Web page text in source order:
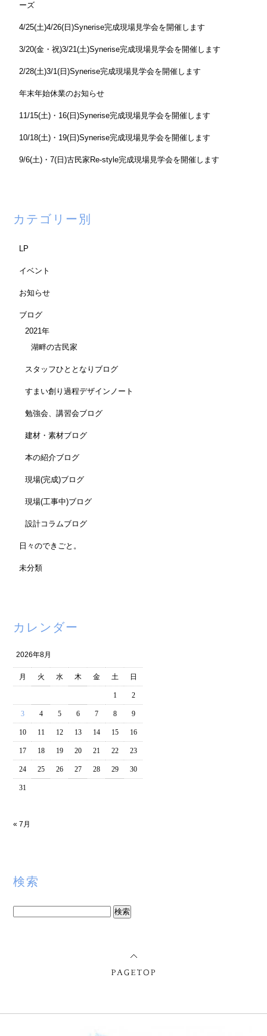
ーズ
4/25(土)4/26(日)Synerise完成現場見学会を開催します
3/20(金・祝)3/21(土)Synerise完成現場見学会を開催します
2/28(土)3/1(日)Synerise完成現場見学会を開催します
年末年始休業のお知らせ
11/15(土)・16(日)Synerise完成現場見学会を開催します
10/18(土)・19(日)Synerise完成現場見学会を開催します
9/6(土)・7(日)古民家Re-style完成現場見学会を開催します
カテゴリー別
LP
イベント
お知らせ
ブログ
2021年
湖畔の古民家
スタッフひととなりブログ
すまい創り過程デザインノート
勉強会、講習会ブログ
建材・素材ブログ
本の紹介ブログ
現場(完成)ブログ
現場(工事中)ブログ
設計コラムブログ
日々のできごと。
未分類
カレンダー
2026年8月
月 火 水 木 金 土 日
1 2
3 4 5 6 7 8 9
10 11 12 13 14 15 16
17 18 19 20 21 22 23
24 25 26 27 28 29 30
31
« 7月
検索
検
索: